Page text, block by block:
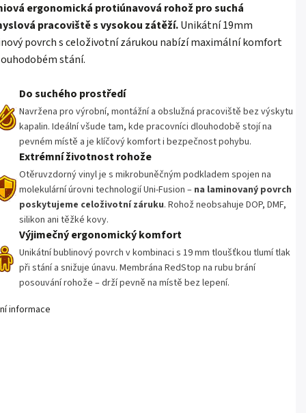
ergonomická protiúnavová rohož pro suchá
pracoviště s vysokou zátěží.Unikátní 19mm
povrch s celoživotní zárukou nabízí maximální komfort
stání.
Do suchého prostředí
Navržena pro výrobní, montážní a obslužná pracoviště bez výskytu
kapalin. Ideální všude tam, kde pracovníci dlouhodobě stojí na
pevném místě a je klíčový komfort i bezpečnost pohybu.
Extrémní životnost rohože
Otěruvzdorný vinyl je s mikrobuněčným podkladem spojen na
molekulární úrovni technologií Uni-Fusion – na laminovaný povrch
poskytujeme celoživotní záruku. Rohož neobsahuje DOP, DMF,
silikon ani těžké kovy.
Výjimečný ergonomický komfort
Unikátní bublinový povrch v kombinaci s 19 mm tloušťkou tlumí tlak
při stání a snižuje únavu. Membrána RedStop na rubu brání
posouvání rohože – drží pevně na místě bez lepení.
informace